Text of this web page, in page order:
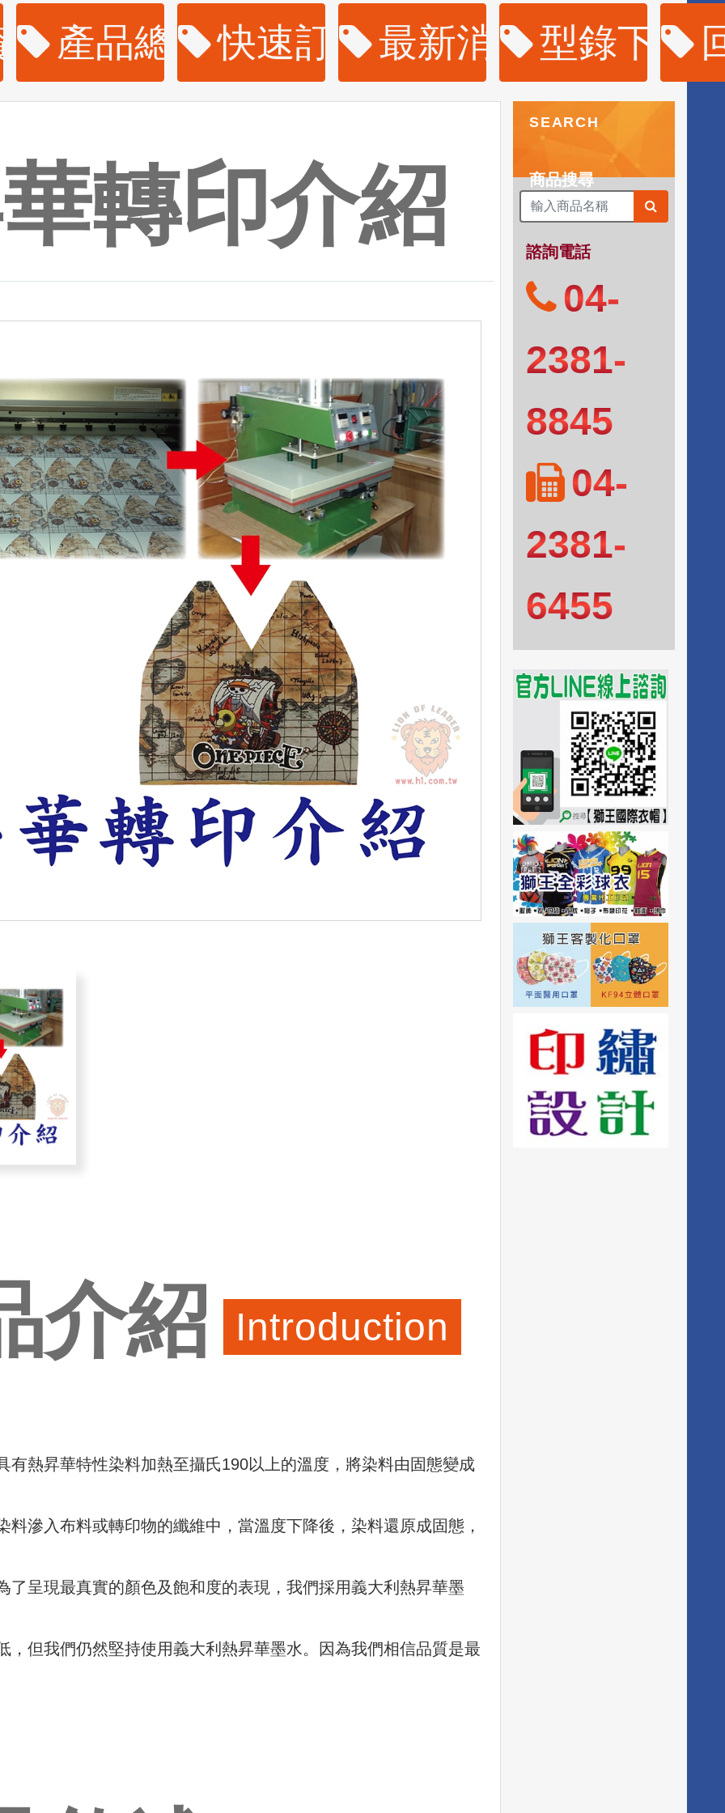
訊 產品總覽快速訂購最新消息型錄下載
轉印介紹
介紹 Introduction
有熱昇華特性染料加熱至攝氏190以上的溫度，將染料由固態變成
料滲入布料或轉印物的纖維中，當溫度下降後，染料還原成固態，
了呈現最真實的顏色及飽和度的表現，我們採用義大利熱昇華墨
，但我們仍然堅持使用義大利熱昇華墨水。因為我們相信品質是最
SEARCH
商品搜尋
諮詢電話
04-
2381-
8845
04-
2381-
6455